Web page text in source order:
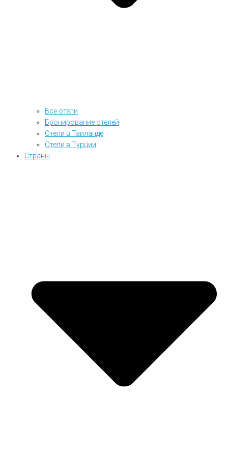
Все отели
Бронирование отелей
Отели в Таиланде
Отели в Турции
Страны